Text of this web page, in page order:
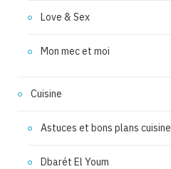
Love & Sex
Mon mec et moi
Cuisine
Astuces et bons plans cuisine
Dbarét El Youm